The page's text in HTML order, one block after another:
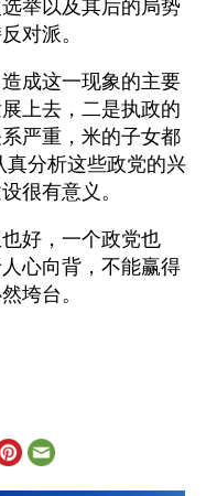
举以及其后的局势
对派。
成这一现象的主要
上去，二是执政的
严重，米的子女都
分析这些政党的兴
很有意义。
好，一个政党也
心向背，不能赢得
垮台。